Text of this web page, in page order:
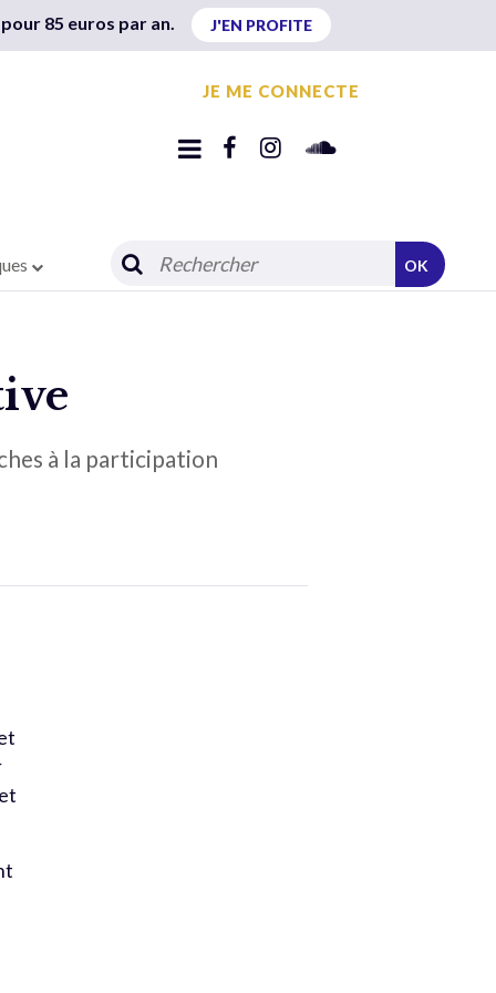
85 euros par an. J'EN PROFITE
JE ME CONNECTE
OK
à la participation